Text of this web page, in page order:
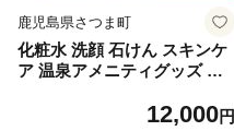
鹿児島県さつま町
化粧水 洗顔 石けん スキンケ
ア 温泉アメニティグッズ セ
化粧水 1本 うるおいの石けん
12,000円